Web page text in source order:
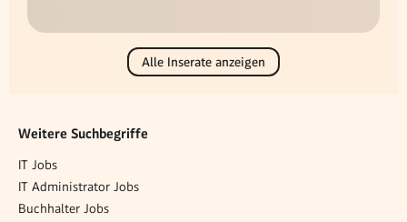
Alle Inserate anzeigen
Weitere Suchbegriffe
IT Jobs
IT Administrator Jobs
Buchhalter Jobs